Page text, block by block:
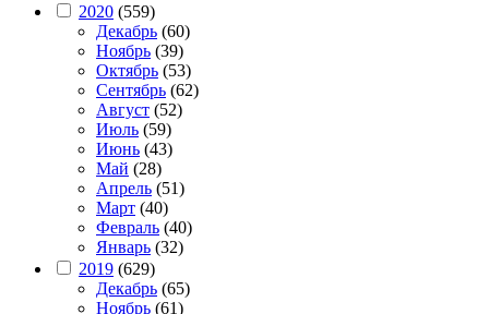
2020 (559)
Декабрь (60)
Ноябрь (39)
Октябрь (53)
Сентябрь (62)
Август (52)
Июль (59)
Июнь (43)
Май (28)
Апрель (51)
Март (40)
Февраль (40)
Январь (32)
2019 (629)
Декабрь (65)
Ноябрь (61)